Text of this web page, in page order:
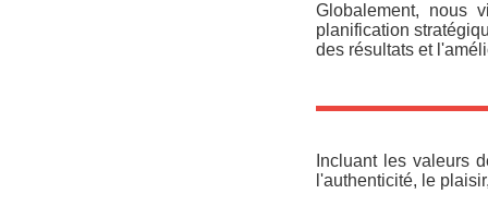
Globalement, nous
planification
des résultats et
Incluant les valeurs
l'authenticité, le